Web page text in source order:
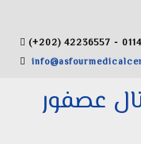
(+202) 42236557 -